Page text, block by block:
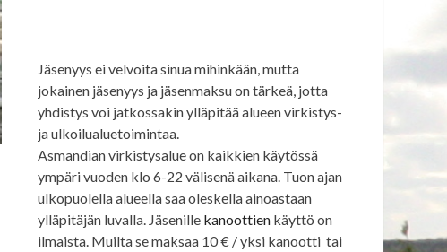
Jäsenyys ei velvoita sinua mihinkään, mutta
jokainen jäsenyys ja jäsenmaksu on tärkeä, jotta
yhdistys voi jatkossakin ylläpitää alueen virkistys-
ja ulkoilualuetoimintaa.
Asmandian virkistysalue on kaikkien käytössä
ympäri vuoden klo 6-22 välisenä aikana. Tuon ajan
ulkopuolella alueella saa oleskella ainoastaan
ylläpitäjän luvalla. Jäsenille kanoottien käyttö on
ilmaista. Muilta se maksaa 10 € / yksi kanootti tai